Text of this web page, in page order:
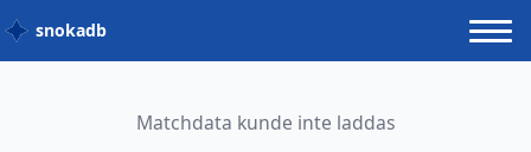
snokadb
Matchdata kunde inte laddas